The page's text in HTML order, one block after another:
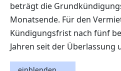
beträgt die
Monatsende. Für den
Kündigungsfrist nach fünf
Jahren seit der Überlassung